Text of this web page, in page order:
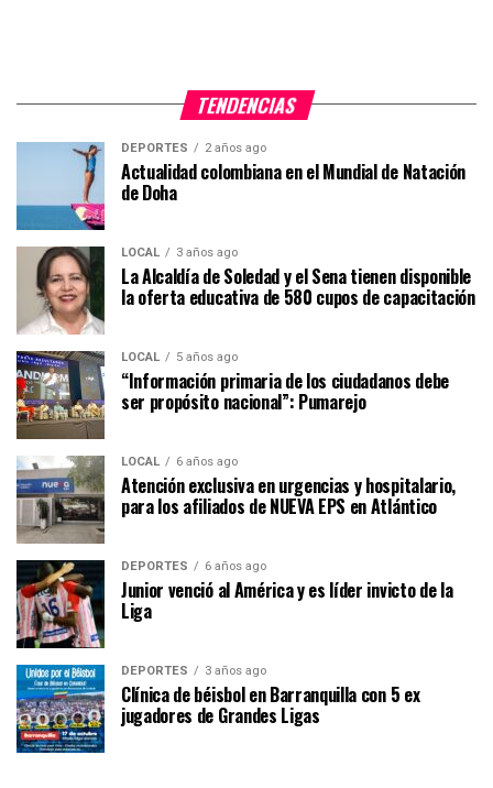
TENDENCIAS
DEPORTES 2 años ago
Actualidad colombiana en el Mundial de Natación
de Doha
LOCAL 3 años ago
La Alcaldía de Soledad y el Sena tienen disponible
la oferta educativa de 580 cupos de capacitación
LOCAL 5 años ago
“Información primaria de los ciudadanos debe
ser propósito nacional”: Pumarejo
LOCAL 6 años ago
Atención exclusiva en urgencias y hospitalario,
para los afiliados de NUEVA EPS en Atlántico
DEPORTES 6 años ago
Junior venció al América y es líder invicto de la
Liga
DEPORTES 3 años ago
Clínica de béisbol en Barranquilla con 5 ex
jugadores de Grandes Ligas